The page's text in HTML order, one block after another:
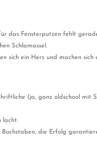
das Fensterputzen fehlt
Schlamassel.
sich ein Herz und machen sich
(ja, ganz oldschool mit
lacht.
Buchstaben, die Erfolg